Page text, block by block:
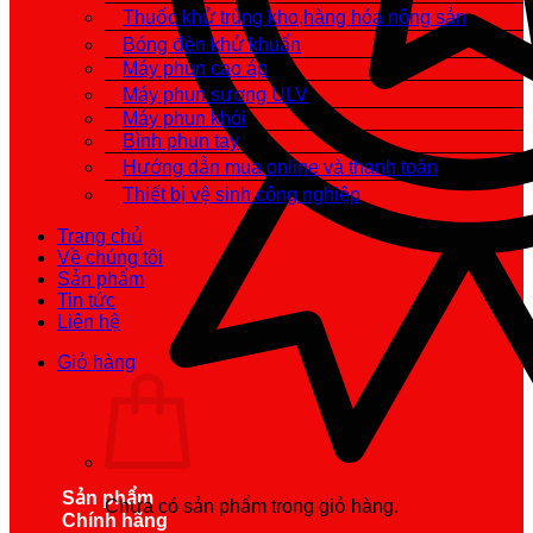
Sản phẩm
Chính hãng
Thuốc khử trùng kho,hàng hóa nông sản
Bóng đèn khử khuẩn
Máy phun cao áp
Máy phun sương ULV
Máy phun khói
Bình phun tay
Hướng dẫn mua online và thanh toán
Thiết bị vệ sinh công nghiệp
Trang chủ
Về chúng tôi
Sản phẩm
Tin tức
Liên hệ
Giỏ hàng
Chưa có sản phẩm trong giỏ hàng.